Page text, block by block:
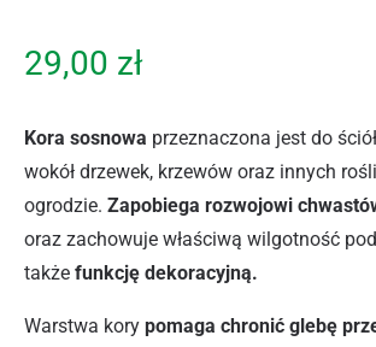
29,00 zł
Kora sosnowa przeznaczona jest do
wokół drzewek, krzewów oraz innych
ogrodzie. Zapobiega rozwojowi
oraz zachowuje właściwą wilgotność
także funkcję dekoracyjną.
Warstwa kory pomaga chronić glebę